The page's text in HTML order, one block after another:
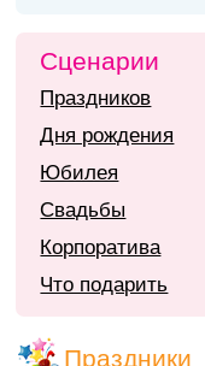
Сценарии
Праздников
Дня рождения
Юбилея
Свадьбы
Корпоратива
Что подарить
Праздники